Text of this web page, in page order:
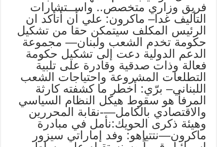
فريق وزاري متخصص.. واســتشارات
التأليف غدا– ماكرون: علي أن أتأكد ان
الرئيس المكلف سيتمكن حقا من تشكيل
حكومة تخدم الشعب ولبنان— مجموعة
الدعم الدولية دعت إلى تشكيل حكومة
فعالة وذات صدقية وقادرة على تلبية
التطلعات المشروعة واحتياجات الشعب
اللبناني– برّي: أخطر ما كشفته كارثة
المرفأ هو سقوط هيكل النظام السياسي
والاقتصادي بالكامل—-نقابة المحررين
وهيئة ذكرى الحويك:نأمل في مبادرة
ماكرون—نتتياهو: وفد إماراتي سيزور